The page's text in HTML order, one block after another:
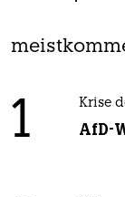
1 Krise
AfD-